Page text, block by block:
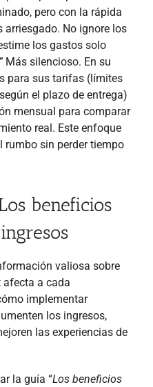
pero con la rápida
arriesgado. No ignore los
los gastos solo
Más silencioso. En su
para sus tarifas (límites
el plazo de entrega)
mensual para comparar
real. Este enfoque
rumbo sin perder tiempo
beneficios
valiosa sobre
afecta a cada
implementar
los ingresos,
las experiencias de
la guía “Los beneficios